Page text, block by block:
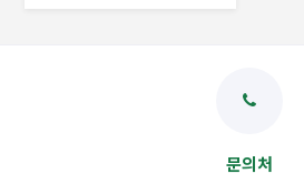
문의처